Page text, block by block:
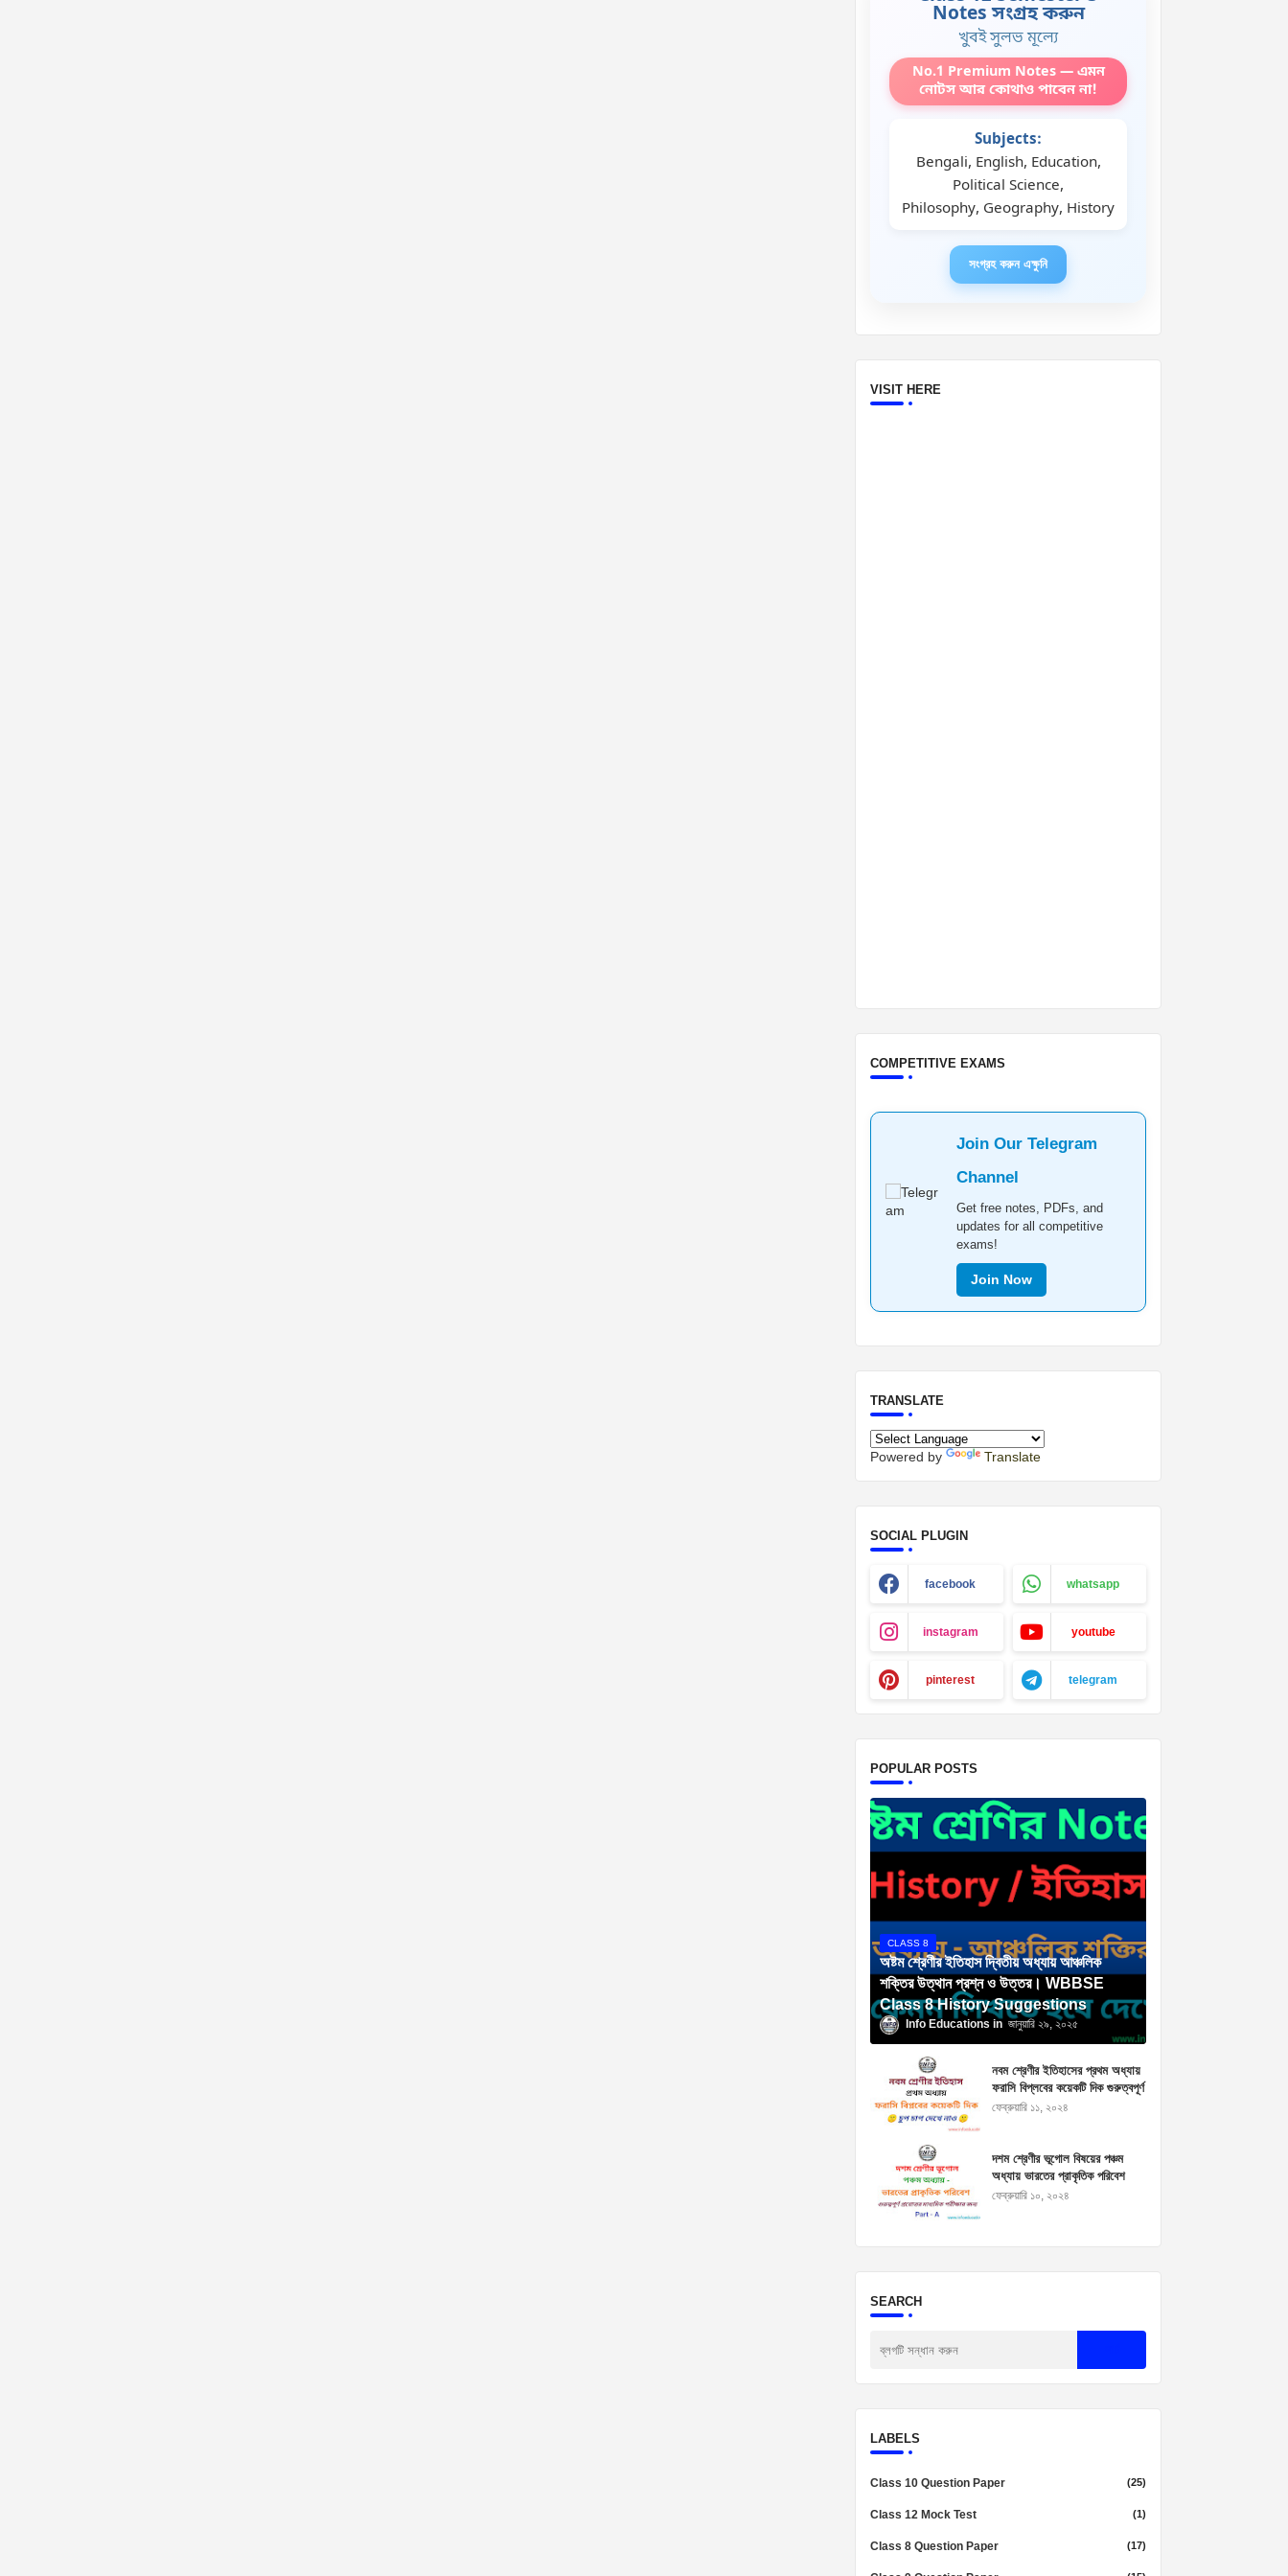
Notes সংগ্রহ করুন
খুবই সুলভ মূল্যে
No.1 Premium Notes — এমন
নোটস আর কোথাও পাবেন না!
Subjects:
Bengali, English, Education,
Political Science,
Philosophy, Geography, History
সংগ্রহ করুন এক্ষুনি
VISIT HERE
COMPETITIVE EXAMS
Join Our Telegram
Channel
Get free notes, PDFs, and
updates for all competitive
exams!
Join Now
TRANSLATE
Powered by Translate
SOCIAL PLUGIN
facebook whatsapp
instagram youtube
pinterest telegram
POPULAR POSTS
CLASS 8
অষ্টম শ্রেণীর ইতিহাস দ্বিতীয় অধ্যায় আঞ্চলিক
শক্তির উত্থান প্রশ্ন ও উত্তর। WBBSE
Class 8 History Suggestions
Info Educations জানুয়ারি ২৯, ২০২৫
নবম শ্রেণীর ইতিহাসের প্রথম অধ্যায়
ফরাসি বিপ্লবের কয়েকটি দিক গুরুত্বপূর্ণ
প্রশ্নোত্তর । Class 9 History
ফেব্রুয়ারি ১১, ২০২৪
দশম শ্রেণীর ভূগোল বিষয়ের পঞ্চম
অধ্যায় ভারতের প্রাকৃতিক পরিবেশ
প্রশ্নোত্তর। Madhyamik
ফেব্রুয়ারি ১০, ২০২৪
SEARCH
LABELS
Class 10 Question Paper (25)
Class 12 Mock Test (1)
Class 8 Question Paper (17)